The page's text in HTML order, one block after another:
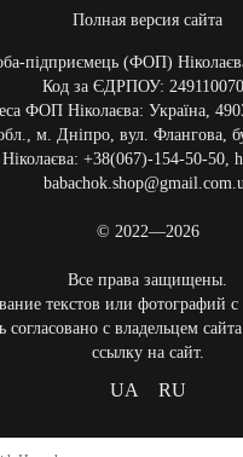
Полная версия сайта
підприємець (ФОП)
Код за ЄДРПОУ:
ФОП Ніколаєва: Україна,
м. Дніпро, вул. Флангова,
+38(067)-154-50-50,
© 2022—2026
Все права защищены.
текстов или фотографий с
согласовано с владельцем
ссылку на сайт.
UA RU